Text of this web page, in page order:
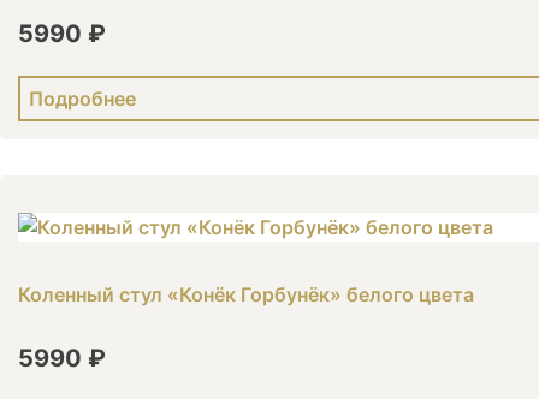
5990 ₽
Подробнее
Коленный стул «Конёк Горбунёк» белого цвета
5990 ₽